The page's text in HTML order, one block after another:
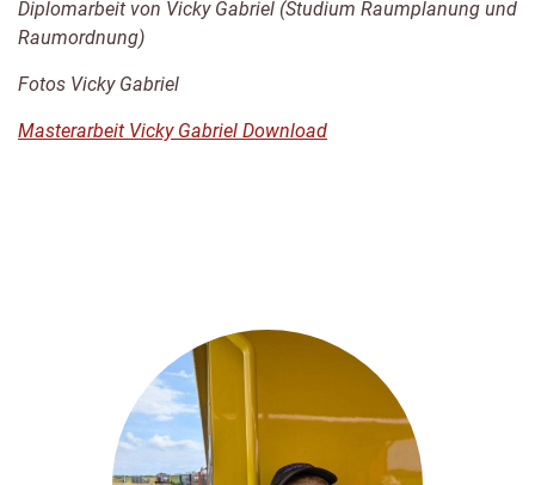
Diplomarbeit von Vicky Gabriel (Studium Raumplanung und
Raumordnung)
Fotos Vicky Gabriel
Masterarbeit Vicky Gabriel Download